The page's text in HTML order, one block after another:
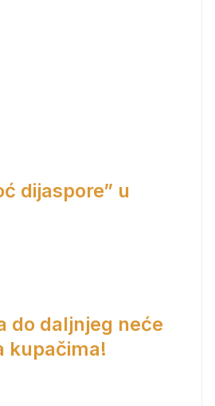
dijaspore” u
do daljnjeg neće
kupačima!